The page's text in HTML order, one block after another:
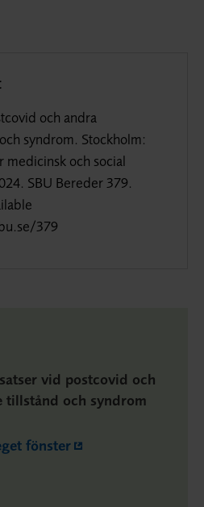
och andra
syndrom. Stockholm:
medicinsk och social
SBU Bereder 379.
379
vid postcovid och
tillstånd och syndrom
fönster